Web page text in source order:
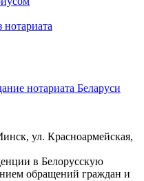
нотариата Беларуси
ул. Красноармейская,
в Белорусскую
обращений граждан и